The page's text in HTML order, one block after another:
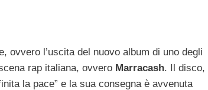
ovvero l’uscita del nuovo album di uno degli
rap italiana, ovvero Marracash. Il disco,
la pace” e la sua consegna è avvenuta